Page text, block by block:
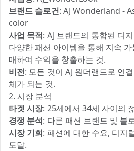
브랜드 슬로건: AJ Wonderland -
color
사업 목적: AJ 브랜드의 통합된 디
다양한 패션 아이템을 통해 지속
매하여 수익을 창출하는 것.
비전: 모든 것이 AJ 원더랜드로 연
체가 되는 것.
2. 시장 분석
타겟 시장: 25세에서 34세 사이의
경쟁 분석: 다른 패션 브랜드 및 블
시장 기회: 패션에 대한 수요, 디지
도달.